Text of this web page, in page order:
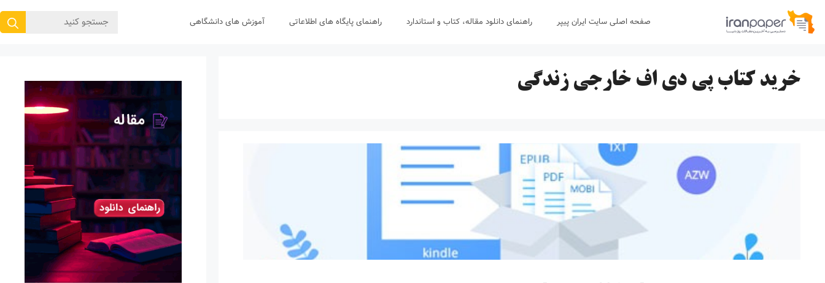
پرش
صفحه اصلی سایت ایران پیپر راهنمای دانلود مقاله، کتاب و استاندارد راهنمای پایگاه های اطلاعاتی آموزش های دانشگاهی
جستجوی
خرید کتاب پی دی اف خارجی زندگی